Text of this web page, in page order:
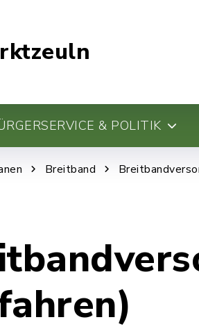
& POLITIK
Breitband